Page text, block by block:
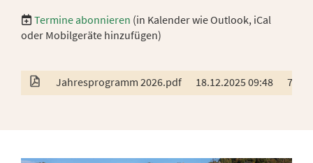
Termine abonnieren (in Kalender wie Outlook, iCal
oder Mobilgeräte hinzufügen)
Jahresprogramm 2026.pdf 18.12.2025 09:48 78 KB